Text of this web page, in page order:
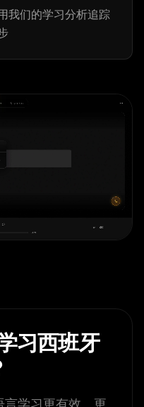
我们的学习分析追踪
习西班牙